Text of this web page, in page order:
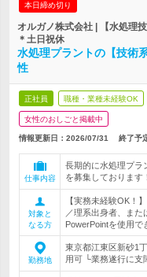
本日締め切り
オルガノ株式会社 | 【水処理
＊土日祝休
水処理プラントの【技術
性
正社員 職種・業種未経験OK
女性のおしごと掲載中
情報更新日：2026/07/31 終了予
仕事内容
長期的に水処理プラ
を募集しております！
対象と
なる方
【実務未経験OK！
／理系出身者、また
PowerPointを使用で
勤務地
東京都江東区新砂1
用可 └業務遂行に支